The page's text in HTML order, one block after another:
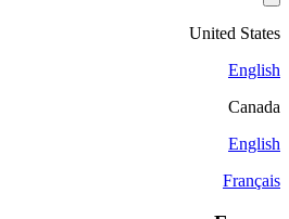
United States
English
Canada
English
Français